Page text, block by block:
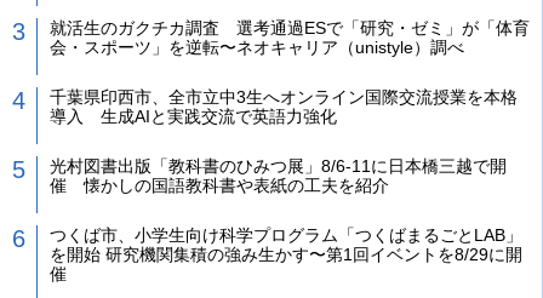
就活生のガクチカ調査 選考通過ESで「研究・ゼミ」が「体育
会・スポーツ」を逆転〜ネオキャリア（unistyle）調べ
千葉県印西市、全市立中3生へオンライン国際交流授業を本格
導入 生成AIと実践交流で英語力強化
光村図書出版「教科書のひみつ展」8/6-11に日本橋三越で開
催 懐かしの国語教科書や表紙の工夫を紹介
つくば市、小学生向け科学プログラム「つくばまるごとLAB」
を開始 研究機関集積の強み生かす〜第1回イベントを8/29に開
催